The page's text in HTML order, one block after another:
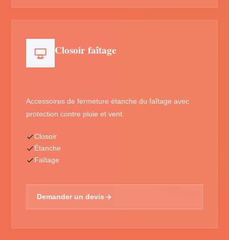
Closoir faîtage
Accessoires de fermeture étanche du faîtage avec
protection contre pluie et vent.
Closoir
Étanche
Faîtage
Demander un devis